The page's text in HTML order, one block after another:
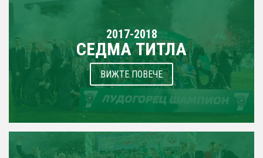
2017-2018
СЕДМА ТИТЛА
ВИЖТЕ ПОВЕЧЕ